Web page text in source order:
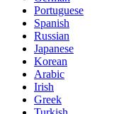
Portuguese
Spanish
Russian
Japanese
Korean
Arabic
Irish
Greek